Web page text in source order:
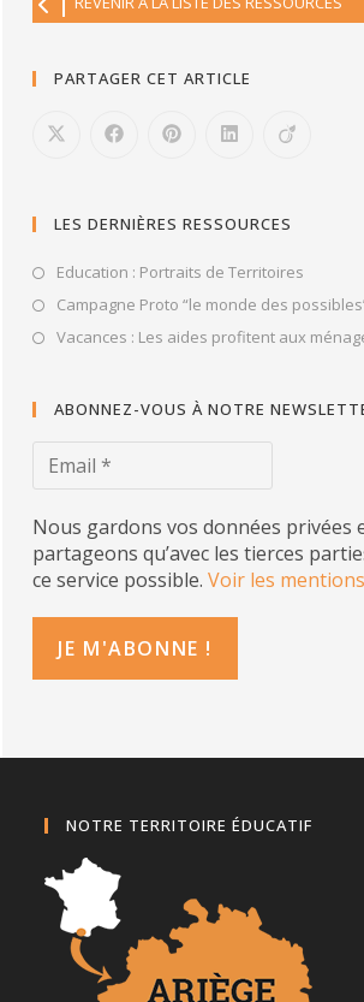
PARTAGER CET ARTICLE
LES DERNIÈRES RESSOURCES
Education : Portraits de Territoires
Campagne Proto “le monde des
Vacances : Les aides profitent aux
ABONNEZ-VOUS À NOTRE
Nous gardons vos données privées
partageons qu’avec les tierces
ce service possible.Voir les
NOTRE TERRITOIRE ÉDUCATIF